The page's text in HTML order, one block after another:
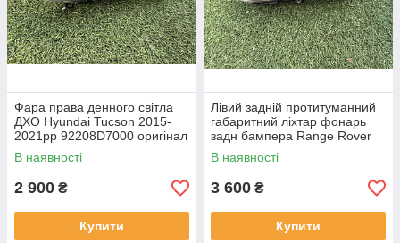
Фара права денного світла
ДХО Hyundai Tucson 2015-
2021рр 92208D7000 оригінал
бв відсутнє одне кріплення,
повністю робоча
В наявності
2 900 ₴
Купити
Лівий задній протитуманний
габаритний ліхтар фонарь
задн бампера Range Rover
L460 від 2021-рр LR152299
оригінал бв повністю р
В наявності
3 600 ₴
Купити